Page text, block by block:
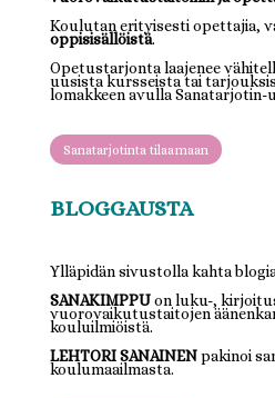
Koulutan erityisesti opettajia,
oppisisällöistä.
Opetustarjonta laajenee
uusista kursseista tai
lomakkeen avulla
Sanatarjotinta tilaamaan
BLOGGAUSTA
Ylläpidän sivustolla kahta
SANAKIMPPUon luku-,
vuorovaikutustaitojen
kouluilmiöistä.
LEHTORI SANAINENpakinoi
koulumaailmasta.